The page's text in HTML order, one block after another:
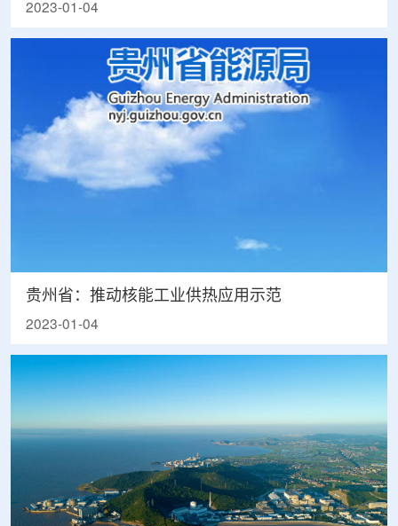
2023-01-04
贵州省：推动核能工业供热应用示范
2023-01-04